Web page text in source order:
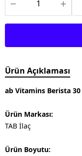
Ürün Açıklaması
ab Vitamins Berista
Ürün Markası:
TAB İlaç
Ürün Boyutu: